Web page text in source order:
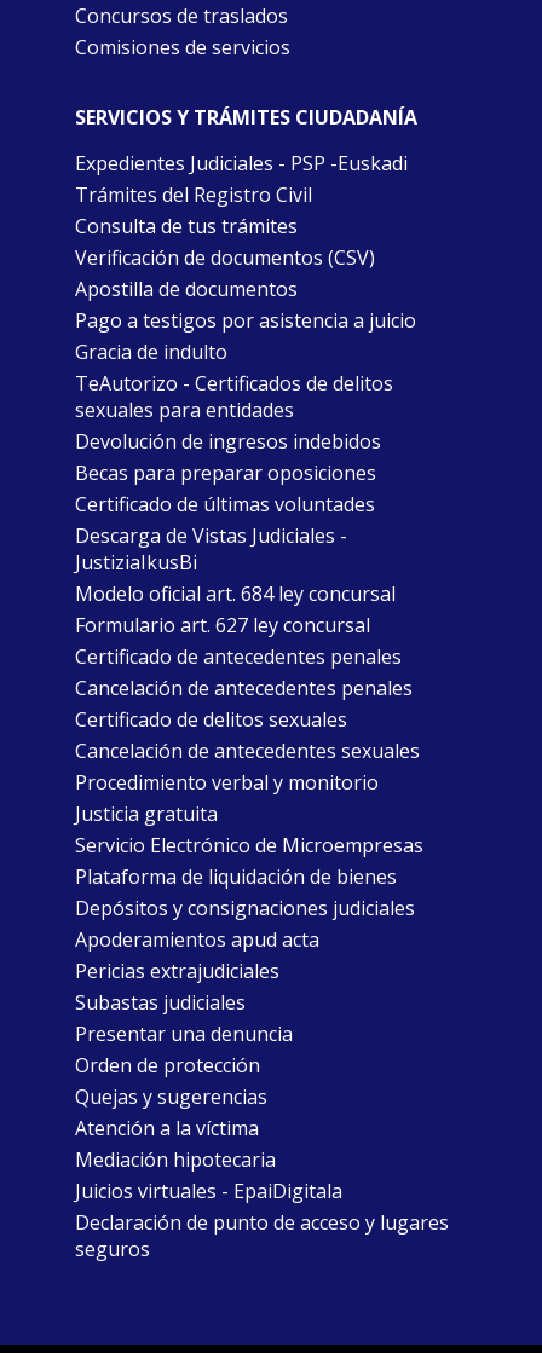
Concursos de traslados
Comisiones de servicios
SERVICIOS Y TRÁMITES CIUDADANÍA
Expedientes Judiciales - PSP -Euskadi
Trámites del Registro Civil
Consulta de tus trámites
Verificación de documentos (CSV)
Apostilla de documentos
Pago a testigos por asistencia a juicio
Gracia de indulto
TeAutorizo - Certificados de delitos
sexuales para entidades
Devolución de ingresos indebidos
Becas para preparar oposiciones
Certificado de últimas voluntades
Descarga de Vistas Judiciales -
JustiziaIkusBi
Modelo oficial art. 684 ley concursal
Formulario art. 627 ley concursal
Certificado de antecedentes penales
Cancelación de antecedentes penales
Certificado de delitos sexuales
Cancelación de antecedentes sexuales
Procedimiento verbal y monitorio
Justicia gratuita
Servicio Electrónico de Microempresas
Plataforma de liquidación de bienes
Depósitos y consignaciones judiciales
Apoderamientos apud acta
Pericias extrajudiciales
Subastas judiciales
Presentar una denuncia
Orden de protección
Quejas y sugerencias
Atención a la víctima
Mediación hipotecaria
Juicios virtuales - EpaiDigitala
Declaración de punto de acceso y lugares
seguros